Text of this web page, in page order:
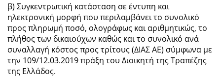
β) Συγκεντρωτική κατάσταση σε έντυπη και
ηλεκτρονική μορφή που περιλαμβάνει το συνολικό
προς πληρωμή ποσό, ολογράφως και αριθμητικώς, το
πλήθος των δικαιούχων καθώς και το συνολικό ανά
συναλλαγή κόστος προς τρίτους (ΔΙΑΣ ΑΕ) σύμφωνα με
την 109/12.03.2019 πράξη του Διοικητή της Τραπέζης
της Ελλάδος.